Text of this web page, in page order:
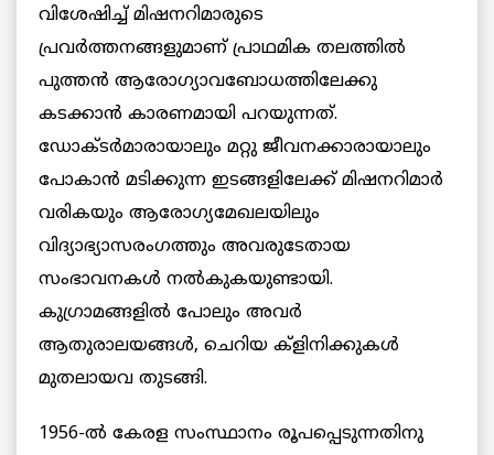
വിശേഷിച്ച് മിഷനറിമാരുടെ
പ്രവര്‍ത്തനങ്ങളുമാണ് പ്രാഥമിക തലത്തില്‍
പുത്തന്‍ ആരോഗ്യാവബോധത്തിലേക്കു
കടക്കാന്‍ കാരണമായി പറയുന്നത്.
ഡോക്ടര്‍മാരായാലും മറ്റു ജീവനക്കാരായാലും
പോകാന്‍ മടിക്കുന്ന ഇടങ്ങളിലേക്ക് മിഷനറിമാര്‍
വരികയും ആരോഗ്യമേഖലയിലും
വിദ്യാഭ്യാസരംഗത്തും അവരുടേതായ
സംഭാവനകള്‍ നല്‍കുകയുണ്ടായി.
കുഗ്രാമങ്ങളില്‍ പോലും അവര്‍
ആതുരാലയങ്ങള്‍, ചെറിയ ക്ളിനിക്കുകള്‍
മുതലായവ തുടങ്ങി.
1956-ല്‍ കേരള സംസ്ഥാനം രൂപപ്പെടുന്നതിനു